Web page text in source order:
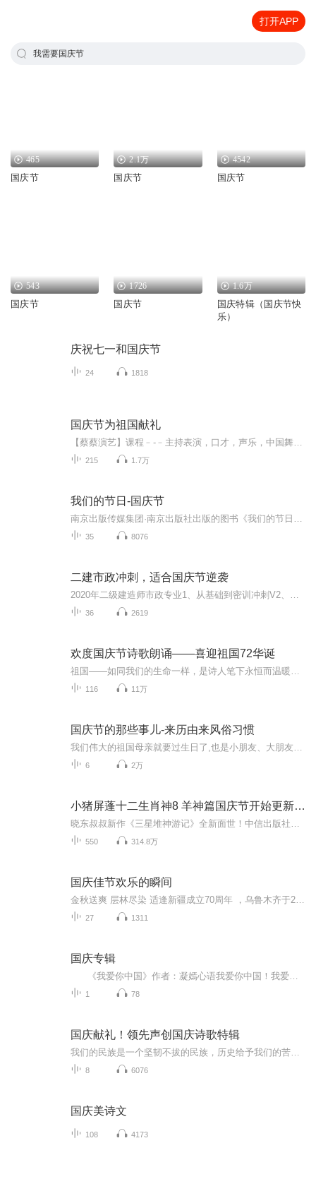
打开APP
我需要国庆节
465
国庆节
2.1万
国庆节
4542
国庆节
543
国庆节
1726
国庆节
1.6万
国庆特辑（国庆节快
乐）
庆祝七一和国庆节
24 1818
国庆节为祖国献礼
215 1.7万
我们的节日-国庆节
35 8076
二建市政冲刺，适合国庆节逆袭
36 2619
欢度国庆节诗歌朗诵——喜迎祖国72华诞
116 11万
国庆节的那些事儿-来历由来风俗习惯
6 2万
小猪屏蓬十二生肖神8 羊神篇国庆节开始更新啦！
550 314.8万
国庆佳节欢乐的瞬间
27 1311
国庆专辑
1 78
国庆献礼！领先声创国庆诗歌特辑
8 6076
国庆美诗文
108 4173